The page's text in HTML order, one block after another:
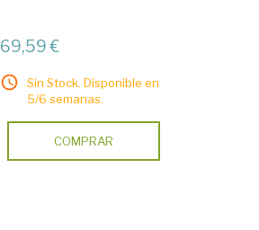
69,59 €
Sin Stock. Disponible en
5/6 semanas.
COMPRAR